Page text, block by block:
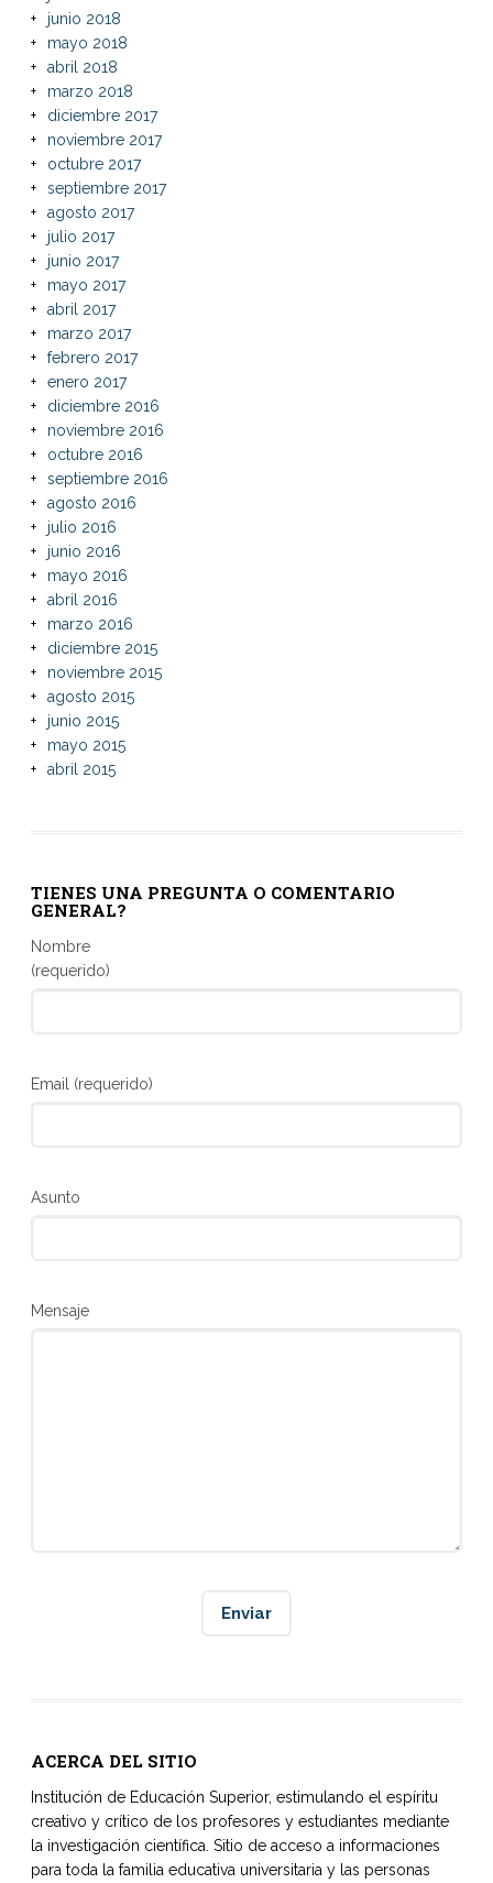
junio 2018
mayo 2018
abril 2018
marzo 2018
diciembre 2017
noviembre 2017
octubre 2017
septiembre 2017
agosto 2017
julio 2017
junio 2017
mayo 2017
abril 2017
marzo 2017
febrero 2017
enero 2017
diciembre 2016
noviembre 2016
octubre 2016
septiembre 2016
agosto 2016
julio 2016
junio 2016
mayo 2016
abril 2016
marzo 2016
diciembre 2015
noviembre 2015
agosto 2015
junio 2015
mayo 2015
abril 2015
TIENES UNA PREGUNTA O COMENTARIO
GENERAL?
Nombre
(requerido)
Email (requerido)
Asunto
Mensaje
ACERCA DEL SITIO
Institución de Educación Superior, estimulando el espíritu
creativo y crítico de los profesores y estudiantes mediante
la investigación científica. Sitio de acceso a informaciones
para toda la familia educativa universitaria y las personas